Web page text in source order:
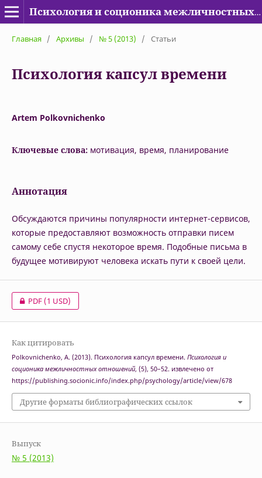
Психология и соционика межличностных отношений
Главная / Архивы / № 5 (2013) / Статьи
Психология капсул времени
Artem Polkovnichenko
Ключевые слова: мотивация, время, планирование
Аннотация
Обсуждаются причины популярности интернет-сервисов,
которые предоставляют возможность отправки писем
самому себе спустя некоторое время. Подобные письма в
будущее мотивируют человека искать пути к своей цели.
PDF(1 USD)
Как цитировать
Polkovnichenko, A. (2013). Психология капсул времени. Психология и
соционика межличностных отношений, (5), 50–52. извлечено от
https://publishing.socionic.info/index.php/psychology/article/view/678
Другие форматы библиографических ссылок
Выпуск
№ 5 (2013)